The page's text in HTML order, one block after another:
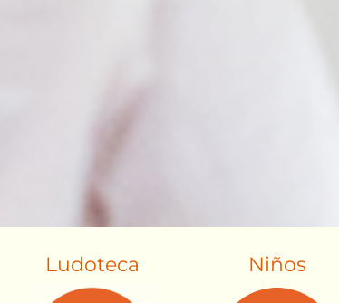
Ludoteca Niños